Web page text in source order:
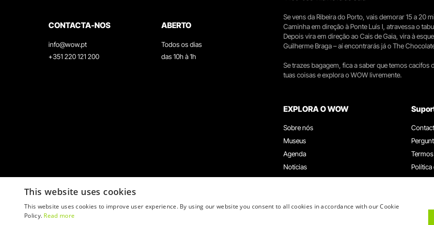
CONTACTA-NOS
info@wow.pt
+351 220 121 200
ABERTO
Todos os dias
das 10h à 1h
Se vens da Ribeira do Porto, vais demorar 15 a 20
Caminha em direção à Ponte Luís I, atravessa o
Depois vira em direção ao Cais de Gaia, vira à
Guilherme Braga – aí encontrarás já o The
Se trazes bagagem, fica a saber que temos
tuas coisas e explora o WOW livremente.
EXPLORA O WOW
Sobre nós
Museus
Agenda
Notícias
Restaurantes
Grupos e Eventos
Política
This website uses cookies
This website uses cookies to improve user experience. By using our website you consent to all cookies in accordance with our Cookie
Policy. Read more